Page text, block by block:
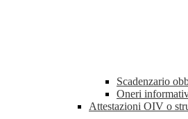
Scadenzario
Oneri
Attestazioni OIV o